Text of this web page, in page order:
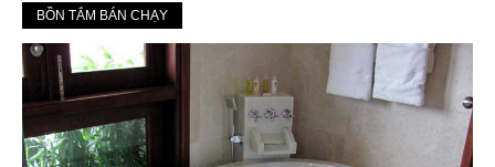
BỒN TẮM BÁN CHẠY